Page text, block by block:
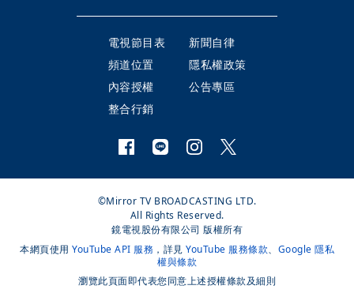
電視節目表
新聞自律
頻道位置
隱私權政策
內容授權
公告專區
整合行銷
©Mirror TV BROADCASTING LTD.
All Rights Reserved.
鏡電視股份有限公司 版權所有
本網頁使用 YouTube API 服務 ，詳見 YouTube 服務條款、 Google 隱私
權與條款
瀏覽此頁面即代表您同意上述授權條款及細則